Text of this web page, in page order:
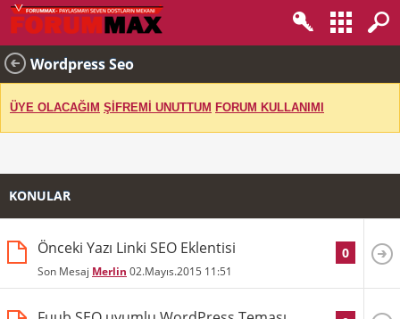
Wordpress Seo
ÜYE OLACAĞIM ŞİFREMİ UNUTTUM FORUM KULLANIMI
KONULAR
Önceki Yazı Linki SEO Eklentisi
Son Mesaj Merlin 02.Mayıs.2015 11:51
0